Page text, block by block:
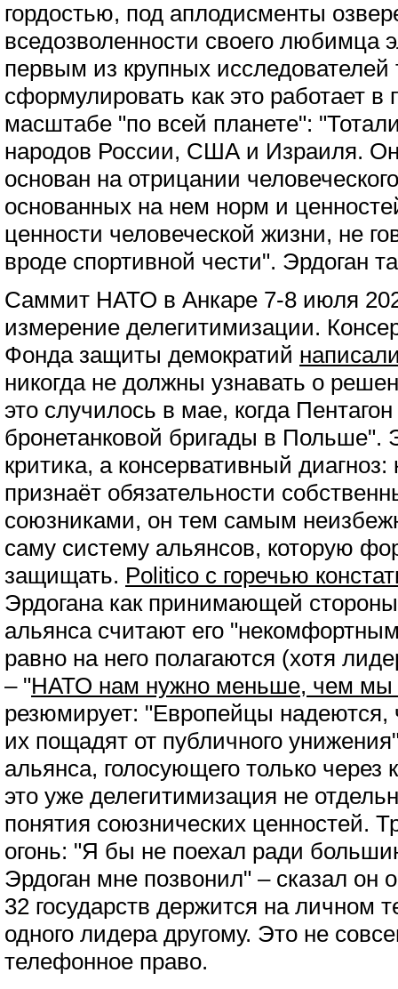
гордостью, под аплодисменты
вседозволенности своего любимца
первым из крупных исследователей
сформулировать как это работает
масштабе "по всей планете":
народов России, США и Израиля. Он
основан на отрицании
основанных на нем норм и
ценности человеческой жизни, не
вроде спортивной чести". Эрдоган
Саммит НАТО в Анкаре 7-8 июля
измерение делегитимизации.
Фонда защиты демократий
никогда не должны узнавать о
это случилось в мае, когда
бронетанковой бригады в Польше".
критика, а консервативный диагноз:
признаёт обязательности
союзниками, он тем самым
саму систему альянсов, которую
защищать. Politico с горечью
Эрдогана как принимающей
альянса считают его
равно на него полагаются (хотя
– "НАТО нам нужно меньше, чем
резюмирует: "Европейцы надеются,
их пощадят от публичного
альянса, голосующего только через
это уже делегитимизация не
понятия союзнических ценностей.
огонь: "Я бы не поехал ради
Эрдоган мне позвонил" – сказал
32 государств держится на личном
одного лидера другому. Это не
телефонное право.